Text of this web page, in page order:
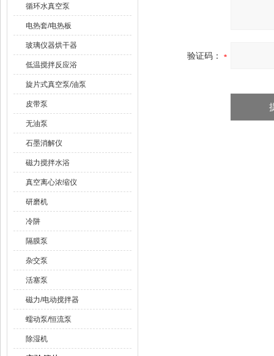
循环水真空泵
电热套/电热板
玻璃仪器烘干器
低温搅拌反应浴
旋片式真空泵/油泵
皮带泵
无油泵
石墨消解仪
磁力搅拌水浴
真空离心浓缩仪
研磨机
冷阱
隔膜泵
杂交泵
活塞泵
磁力/电动搅拌器
蠕动泵/恒流泵
除湿机
验证码：